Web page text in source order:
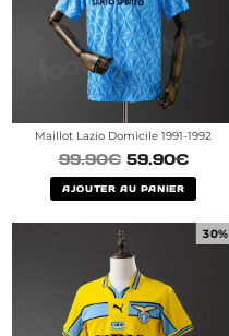
Maillot Lazio Domicile 1991-1992
99.90€ 59.90€
AJOUTER AU PANIER
30%